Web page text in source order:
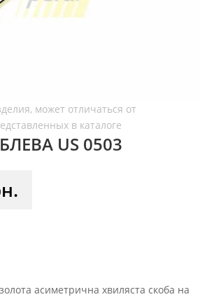
US 0503
асиметрична хвиляста скоба на